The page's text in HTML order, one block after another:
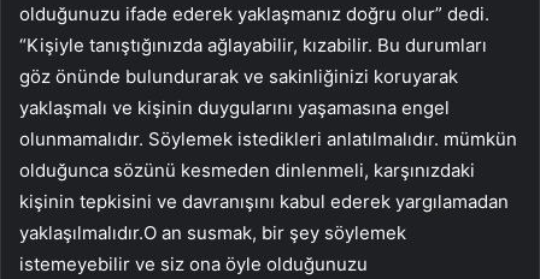
olduğunuzu ifade ederek yaklaşmanız doğru olur” dedi.
“Kişiyle tanıştığınızda ağlayabilir, kızabilir. Bu durumları
göz önünde bulundurarak ve sakinliğinizi koruyarak
yaklaşmalı ve kişinin duygularını yaşamasına engel
olunmamalıdır. Söylemek istedikleri anlatılmalıdır. mümkün
olduğunca sözünü kesmeden dinlenmeli, karşınızdaki
kişinin tepkisini ve davranışını kabul ederek yargılamadan
yaklaşılmalıdır.O an susmak, bir şey söylemek
istemeyebilir ve siz ona öyle olduğunuzu